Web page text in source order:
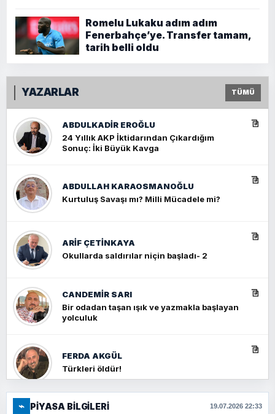
Romelu Lukaku adım adım
Fenerbahçe’ye. Transfer tamam,
tarih belli oldu
YAZARLAR TÜMÜ
ABDULKADIR EROĞLU
24 Yıllık AKP İktidarından Çıkardığım
Sonuç: İki Büyük Kavga
ABDULLAH KARAOSMANOĞLU
Kurtuluş Savaşı mı? Milli Mücadele mi?
ARIF ÇETİNKAYA
Okullarda saldırılar niçin başladı- 2
CANDEMIR SARI
Bir odadan taşan ışık ve yazmakla başlayan
yolculuk
FERDA AKGÜL
Türkleri öldür!
FERHAT BÜYÜKKALKAN
⌁ PIYASA BILGILERI 19.07.2026 22:33